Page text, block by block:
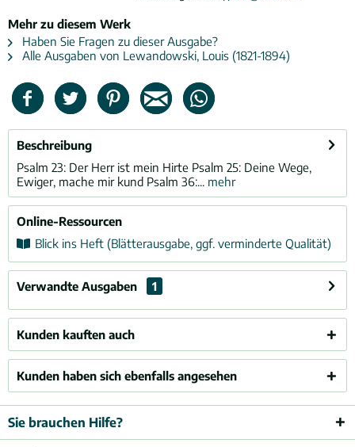
Mehr zu diesem Werk
Haben Sie Fragen zu dieser Ausgabe?
Alle Ausgaben von Lewandowski, Louis (1821-1894)
Beschreibung
Psalm 23: Der Herr ist mein Hirte Psalm 25: Deine Wege,
Ewiger, mache mir kund Psalm 36:... mehr
Online-Ressourcen
Blick ins Heft (Blätterausgabe, ggf. verminderte Qualität)
Verwandte Ausgaben 1
Kunden kauften auch
Kunden haben sich ebenfalls angesehen
Sie brauchen Hilfe?